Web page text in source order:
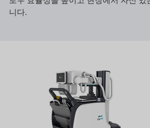
니다.